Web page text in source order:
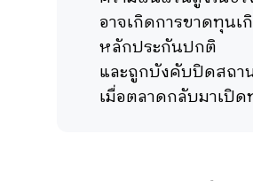
อาจเกิดการขาดทุนเ
หลักประกันปกติ
และถูกบังคับปิดสถา
เมื่อตลาดกลับมาเปิด